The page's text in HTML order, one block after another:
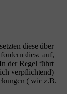
diese über
diese auf,
der Regel führt
verpflichtend)
( wie z.B.